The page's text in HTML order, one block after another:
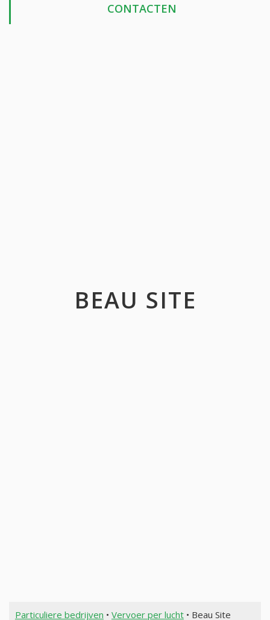
CONTACTEN
BEAU SITE
Particuliere bedrijven • Vervoer per lucht• Beau Site